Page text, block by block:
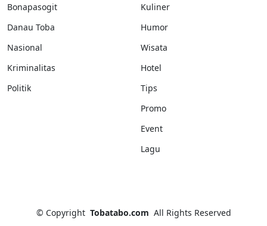
Bonapasogit
Danau Toba
Nasional
Kriminalitas
Politik
Kuliner
Humor
Wisata
Hotel
Tips
Promo
Event
Lagu
© Copyright Tobatabo.com All Rights Reserved